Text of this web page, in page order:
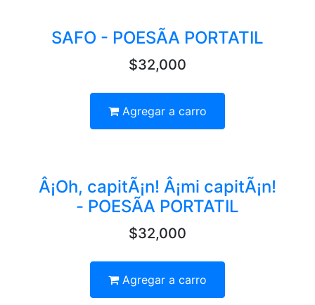
SAFO - POESÃA PORTATIL
$32,000
Agregar a carro
Â¡Oh, capitÃ¡n! Â¡mi capitÃ¡n!
- POESÃA PORTATIL
$32,000
Agregar a carro